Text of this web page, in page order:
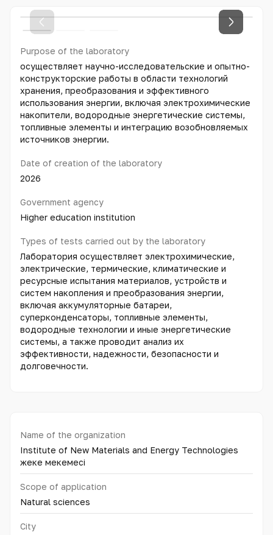
Purpose of the laboratory
осуществляет научно-исследовательские и опытно-
конструкторские работы в области технологий
хранения, преобразования и эффективного
использования энергии, включая электрохимические
накопители, водородные энергетические системы,
топливные элементы и интеграцию возобновляемых
источников энергии.
Date of creation of the laboratory
2026
Government agency
Higher education institution
Types of tests carried out by the laboratory
Лаборатория осуществляет электрохимические,
электрические, термические, климатические и
ресурсные испытания материалов, устройств и
систем накопления и преобразования энергии,
включая аккумуляторные батареи,
суперконденсаторы, топливные элементы,
водородные технологии и иные энергетические
системы, а также проводит анализ их
эффективности, надежности, безопасности и
долговечности.
Name of the organization
Institute of New Materials and Energy Technologies
жеке мекемесі
Scope of application
Natural sciences
City